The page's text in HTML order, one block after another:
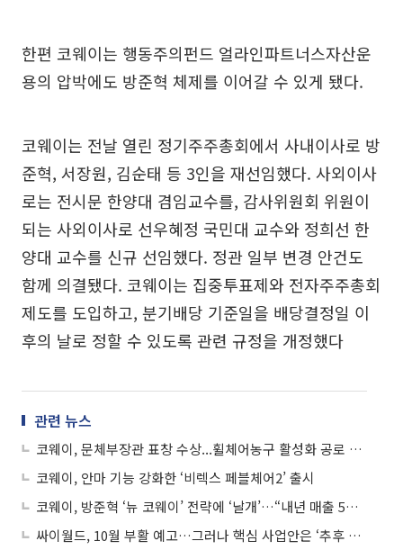
한편 코웨이는 행동주의펀드 얼라인파트너스자산운
용의 압박에도 방준혁 체제를 이어갈 수 있게 됐다.
코웨이는 전날 열린 정기주주총회에서 사내이사로 방
준혁, 서장원, 김순태 등 3인을 재선임했다. 사외이사
로는 전시문 한양대 겸임교수를, 감사위원회 위원이
되는 사외이사로 선우혜정 국민대 교수와 정희선 한
양대 교수를 신규 선임했다. 정관 일부 변경 안건도
함께 의결됐다. 코웨이는 집중투표제와 전자주주총회
제도를 도입하고, 분기배당 기준일을 배당결정일 이
후의 날로 정할 수 있도록 관련 규정을 개정했다
관련 뉴스
코웨이, 문체부장관 표창 수상...휠체어농구 활성화 공로 인정
코웨이, 안마 기능 강화한 ‘비렉스 페블체어2’ 출시
코웨이, 방준혁 ‘뉴 코웨이’ 전략에 ‘날개’…“내년 매출 5조 돌파”
싸이월드, 10월 부활 예고…그러나 핵심 사업안은 ‘추후 공개’